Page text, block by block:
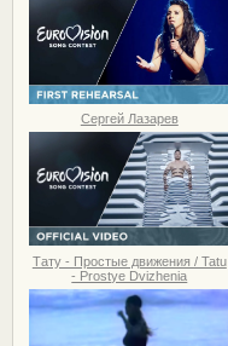
Сергей Лазарев
Тату - Простые движения / Tatu
- Prostye Dvizhenia